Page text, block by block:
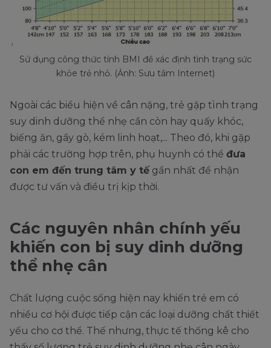
Sử dụng công thức tính BMI để xác định tình trạng sức
khỏe trẻ nhỏ. (Ảnh: Sưu tầm Internet)
Ngoài các biểu hiện về cân nặng, trẻ gặp tình trạng
suy dinh dưỡng thể nhẹ cần còn hay quấy khóc,
biếng ăn, gầy gò, kém linh hoạt,... Theo đó, khi gặp
phải các trường hợp trên, phụ huynh có thể đưa
con em đến trung tâm y tếgần nhất để nhận
được tư vấn và điều trị kịp thời.
Các nguyên nhân chính yếu
khiến con bị suy dinh dưỡng
thể nhẹ cân
Chất lượng cuộc sống hiện nay khiến trẻ em có
nhiều cơ hội được tiếp cận các loại dưỡng chất thiết
yếu cho cơ thể. Thế nhưng, thực tế thống kê cho